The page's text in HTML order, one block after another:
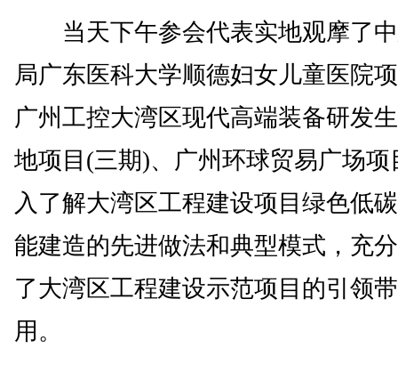
当天下午参会代表实地观摩了
局广东医科大学顺德妇女儿童医院
广州工控大湾区现代高端装备研发
地项目(三期)、广州环球贸易广场项
入了解大湾区工程建设项目绿色低
能建造的先进做法和典型模式，充
了大湾区工程建设示范项目的引领
用。